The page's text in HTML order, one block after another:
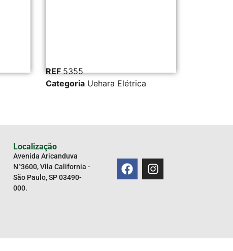
REF5355
Categoria Uehara Elétrica
Localização
Avenida Aricanduva
N°3600, Vila California -
São Paulo, SP 03490-
000.